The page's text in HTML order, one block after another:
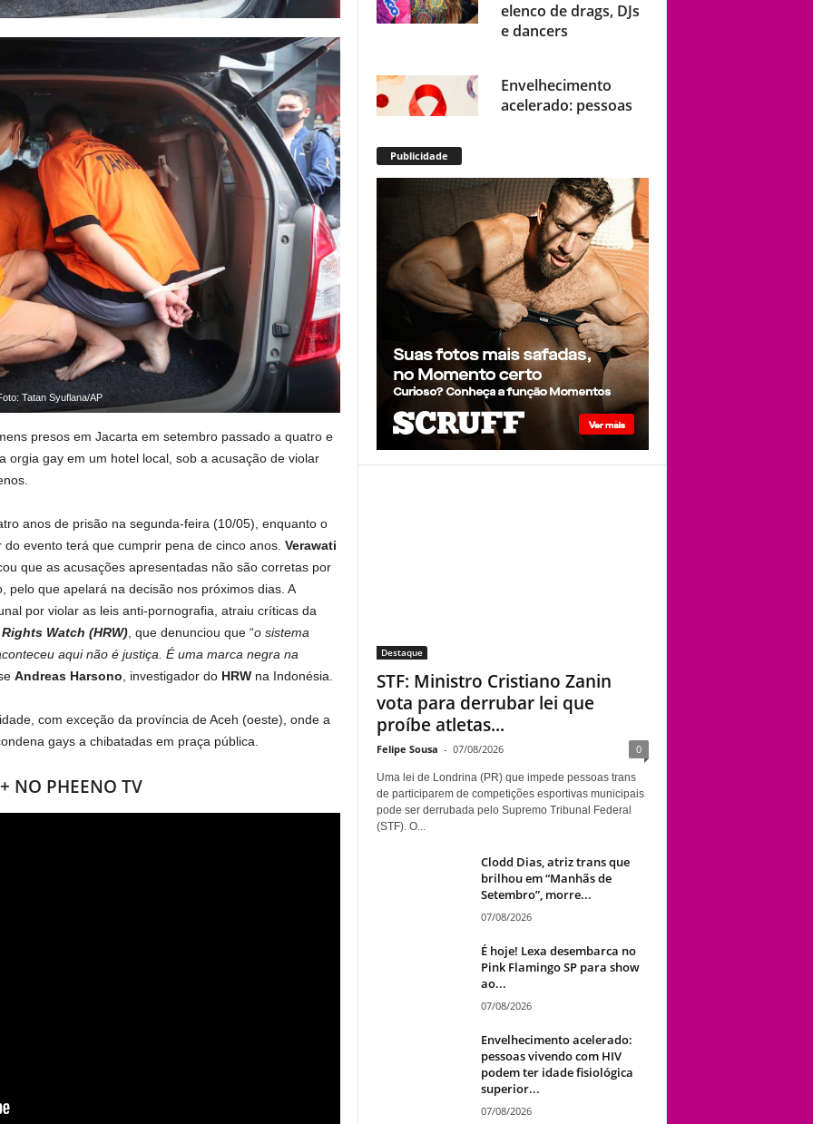
Tatan Syuflana/AP
presos em Jacarta em setembro passado a quatro e
orgia gay em um hotel local, sob a acusação de violar
anos de prisão na segunda-feira (10/05), enquanto o
evento terá que cumprir pena de cinco anos. Verawati
que as acusações apresentadas não são corretas por
que apelará na decisão nos próximos dias. A
por violar as leis anti-pornografia, atraiu críticas da
Watch (HRW), que denunciou que “o sistema
aqui não é justiça. É uma marca negra na
Andreas Harsono , investigador do HRW na Indonésia.
com exceção da província de Aceh (oeste), onde a
gays a chibatadas em praça pública.
NO PHEENO TV
elenco de drags, DJs
e dancers
Envelhecimento
acelerado: pessoas
real, aponta relatório
internacional
Gay de 62 anos
relembra quando,
aos 15, foi garoto de
programa por
quatro meses sem
saber: “Idiotice da
minha parte”
STF: Ministro
Cristiano Zanin vota
Publicidade
Destaque
STF: Ministro Cristiano Zanin
vota para derrubar lei que
proíbe atletas...
Felipe Sousa - 07/08/2026 0
Uma lei de Londrina (PR) que impede pessoas trans
de participarem de competições esportivas municipais
pode ser derrubada pelo Supremo Tribunal Federal
(STF). O...
Clodd Dias, atriz trans que
brilhou em “Manhãs de
Setembro”, morre...
07/08/2026
É hoje! Lexa desembarca no
Pink Flamingo SP para show
ao...
07/08/2026
Envelhecimento acelerado:
pessoas vivendo com HIV
podem ter idade fisiológica
superior...
07/08/2026